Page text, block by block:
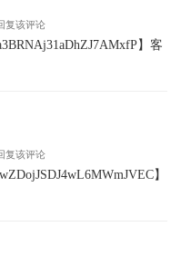
复该评论
】客
复该评论
】